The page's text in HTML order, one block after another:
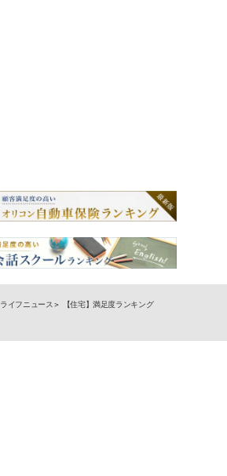
ライフニュース
【住宅】満足度ランキング